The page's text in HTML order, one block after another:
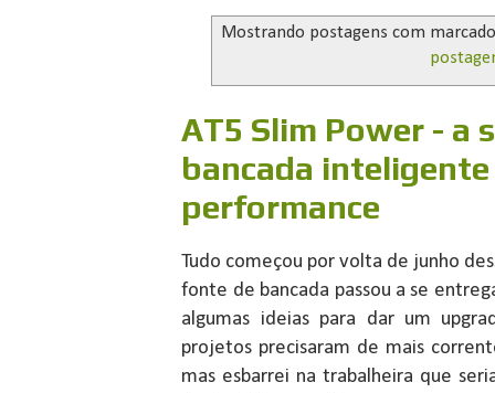
Mostrando postagens com
AT5 Slim Power - a
bancada
performance
Tudo começou por volta de junho
fonte de bancada passou a se
algumas ideias para dar um
projetos precisaram de mais
mas esbarrei na trabalheira que